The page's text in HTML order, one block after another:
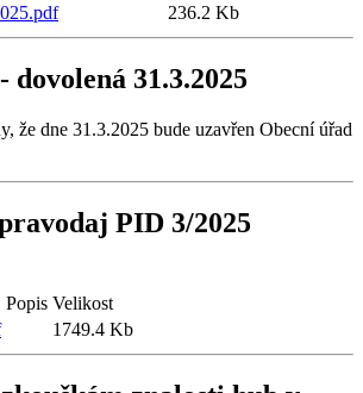
236.2 Kb
dovolená 31.3.2025
že dne 31.3.2025 bude uzavřen Obecní úřad
PID 3/2025
Popis Velikost
1749.4 Kb